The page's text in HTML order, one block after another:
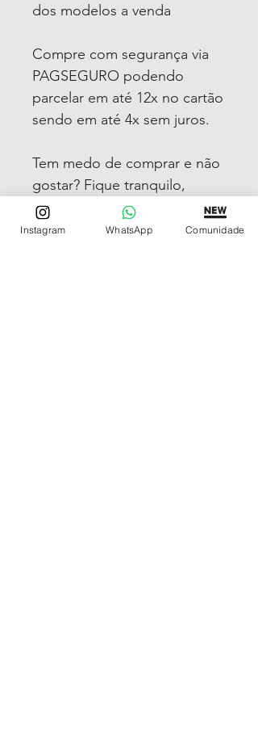
dos modelos a venda
Compre com segurança via
PAGSEGURO podendo
parcelar em até 12x no cartão
sendo em até 4x sem juros.
Tem medo de comprar e não
gostar? Fique tranquilo,
garantimos a sua satisfação
ou devolvemos o seu
Instagram WhatsApp Comunidade